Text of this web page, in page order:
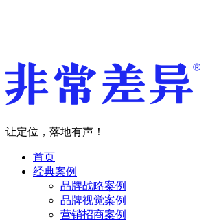
让定位，落地有声！
首页
经典案例
品牌战略案例
品牌视觉案例
营销招商案例